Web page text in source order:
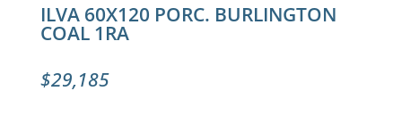
ILVA 60X120 PORC. BURLINGTON
COAL 1RA
$29,185